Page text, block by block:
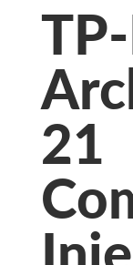
21